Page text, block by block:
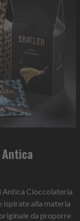
Antica Cioccolateria
ispirate alla materia
da proporre